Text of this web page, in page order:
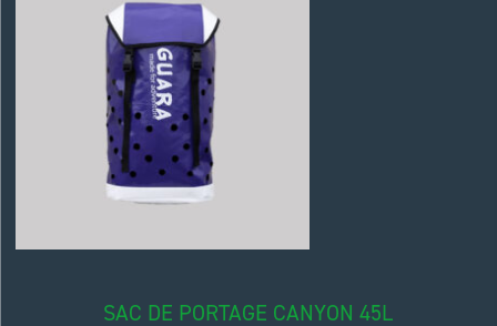
SAC DE PORTAGE CANYON 45L